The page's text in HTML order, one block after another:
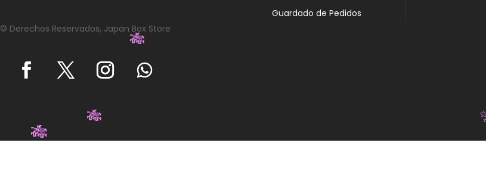
Guardado de Pedidos
© Derechos Reservados, Japan Box Store
🎋